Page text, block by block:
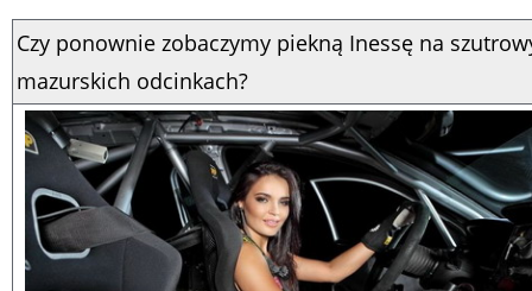
Czy ponownie zobaczymy piekną Inessę na
mazurskich odcinkach?